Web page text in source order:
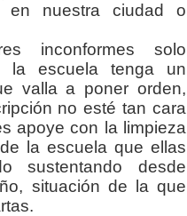
en nuestra ciudad o
inconformes solo
la escuela tenga un
valla a poner orden,
no esté tan cara
apoye con la limpieza
la escuela que ellas
sustentando desde
situación de la que